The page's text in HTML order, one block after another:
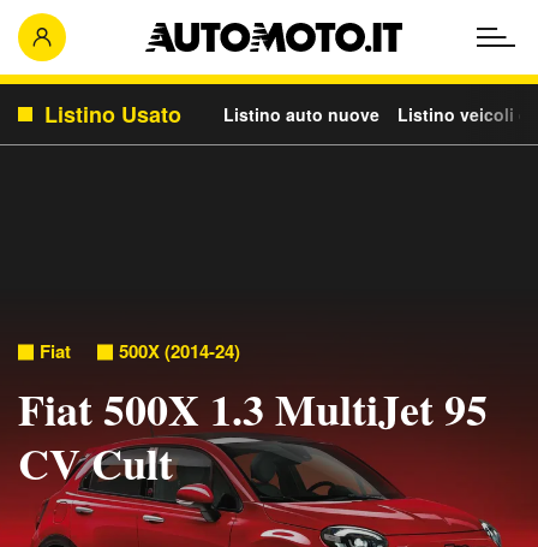
Listino Usato Listino auto nuove Listino veicoli
Fiat 500X (2014-24)
Fiat 500X 1.3 MultiJet 95
CV Cult